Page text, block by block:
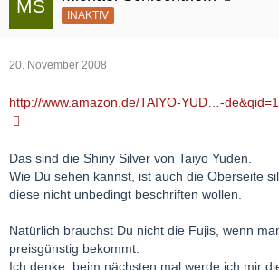
INAKTIV
20. November 2008
http://www.amazon.de/TAIYO-YUD…-
Das sind die Shiny Silver von Taiyo Yuden.
Wie Du sehen kannst, ist auch die Oberseite
diese nicht unbedingt beschriften wollen.
Natürlich brauchst Du nicht die Fujis, wenn
preisgünstig bekommt.
Ich denke, beim nächsten mal werde ich mir